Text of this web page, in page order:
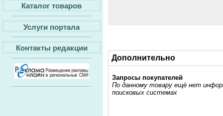
Каталог товаров
Услуги портала
Контакты редакции
Дополнительно
Запросы покупателей
По данному товару ещё нет
поисковых системах